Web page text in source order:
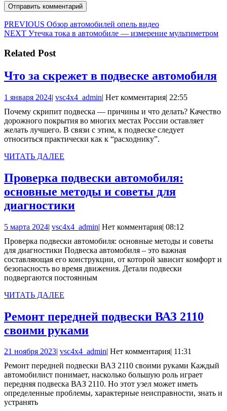
Навигация
по
записям
PREVIOUS Предыдущая
запись:
Обзор автомобилей опель видео
NEXT Следующая
Утечка тока в автомобиле — измерение мультиметром
Related Post
Что за скрежет в подвеске автомобиля
в
1 января 20241
2024
| vsc4x4_adminvsc4x4_admin
| Нет комментария| 22:55
Почему скрипит подвеска — причины и что делать? Качество
дорожного покрытия во многих местах России оставляет
желать лучшего. В связи с этим, к подвеске следует
относиться практически как к “расходнику”.
ЧИТАТЬ ДАЛЕЕ
Проверка подвески автомобиля:
основные методы и советы для
диагностикиПроверка
автомобиля:
основные
методы
и
диагностики
5 марта 20245
2024
| vsc4x4_adminvsc4x4_admin
| Нет комментария| 08:12
Проверка подвески автомобиля: основные методы и советы
для диагностики Подвеска автомобиля – это важная
составляющая его конструкции, от которой зависит комфорт и
безопасность во время движения. Детали подвески
подвергаются постоянным
ЧИТАТЬ ДАЛЕЕ
Ремонт передней подвески ВАЗ 2110
своими рукамиРемонт
подвески
ВАЗ
2110
своими
21 ноября 202321
2023
vsc4x4_adminvsc4x4_admin
Нет комментария 11:31
Ремонт передней подвески ВАЗ 2110 своими руками Каждый
автомобилист понимает, насколько большую роль играет
передняя подвеска ВАЗ 2110. Но этот узел может иметь
определенные проблемы, характерные неисправности, знать и
устранять